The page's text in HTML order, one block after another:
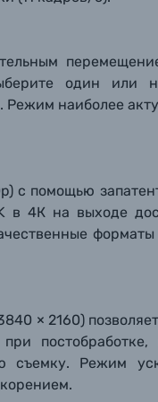
один или
Режим наиболее
с помощью
в 4К на выходе
форматы
× 2160)
постобработке,
съемку. Режим